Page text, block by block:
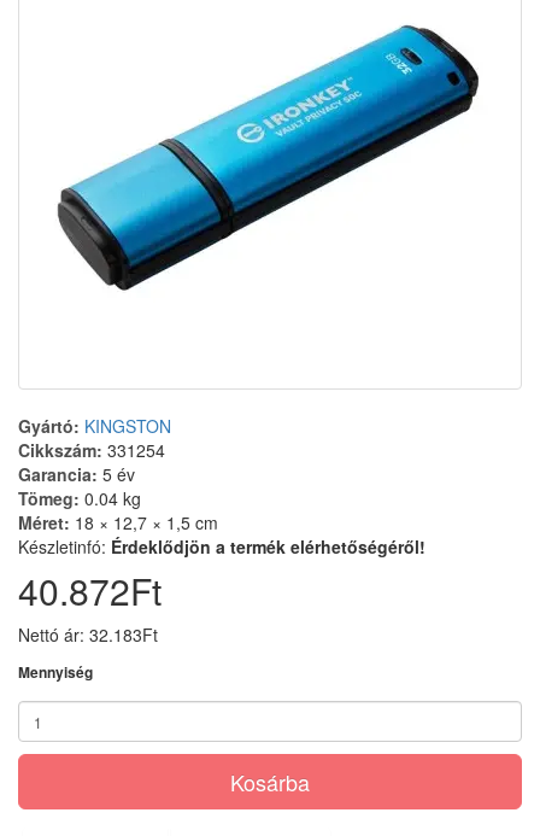
Gyártó: KINGSTON
Cikkszám: 331254
Garancia: 5 év
Tömeg: 0.04 kg
Méret: 18 × 12,7 × 1,5 cm
Készletinfó: Érdeklődjön a termék elérhetőségéről!
40.872Ft
Nettó ár: 32.183Ft
Mennyiség
Kosárba